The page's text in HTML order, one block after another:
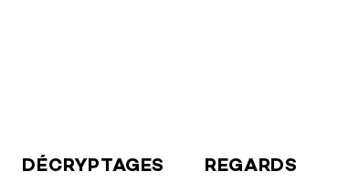
DÉCRYPTAGES REGARDS